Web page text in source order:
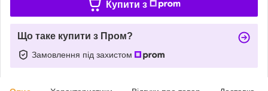
Купити з
Що таке купити з Пром?
Замовлення під захистом